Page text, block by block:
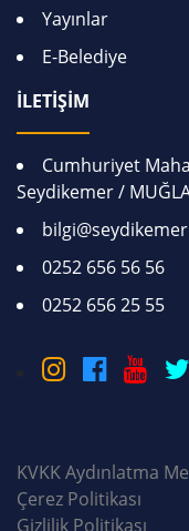
Yayınlar
E-Belediye
İLETİŞİM
Cumhuriyet
Seydikemer /
0252 656 56 56
0252 656 25 55
KVKK Aydınlatma
Çerez Politikası
Gizlilik Politikası